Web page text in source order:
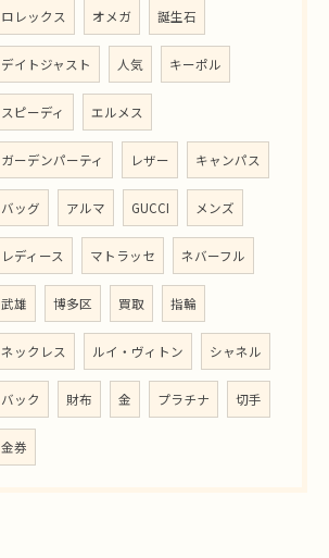
ロレックス オメガ 誕生石
デイトジャスト 人気 キーポル
スピーディ エルメス
ガーデンパーティ レザー キャンパス
バッグ アルマ GUCCI メンズ
レディース マトラッセ ネバーフル
武雄 博多区 買取 指輪
ネックレス ルイ・ヴィトン シャネル
バック 財布 金 プラチナ 切手
金券